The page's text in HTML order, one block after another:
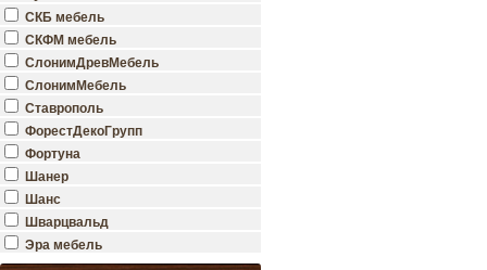
СКБ мебель
СКФМ мебель
СлонимДревМебель
СлонимМебель
Ставрополь
ФорестДекоГрупп
Фортуна
Шанер
Шанс
Шварцвальд
Эра мебель